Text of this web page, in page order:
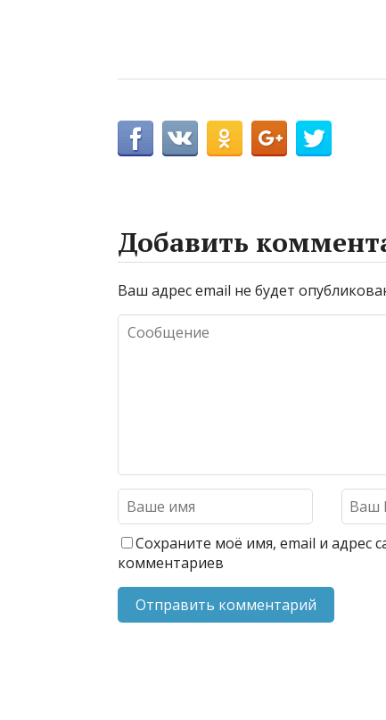
Добавить
Ваш адрес email не будет
Сохраните моё имя, email и адрес
комментариев